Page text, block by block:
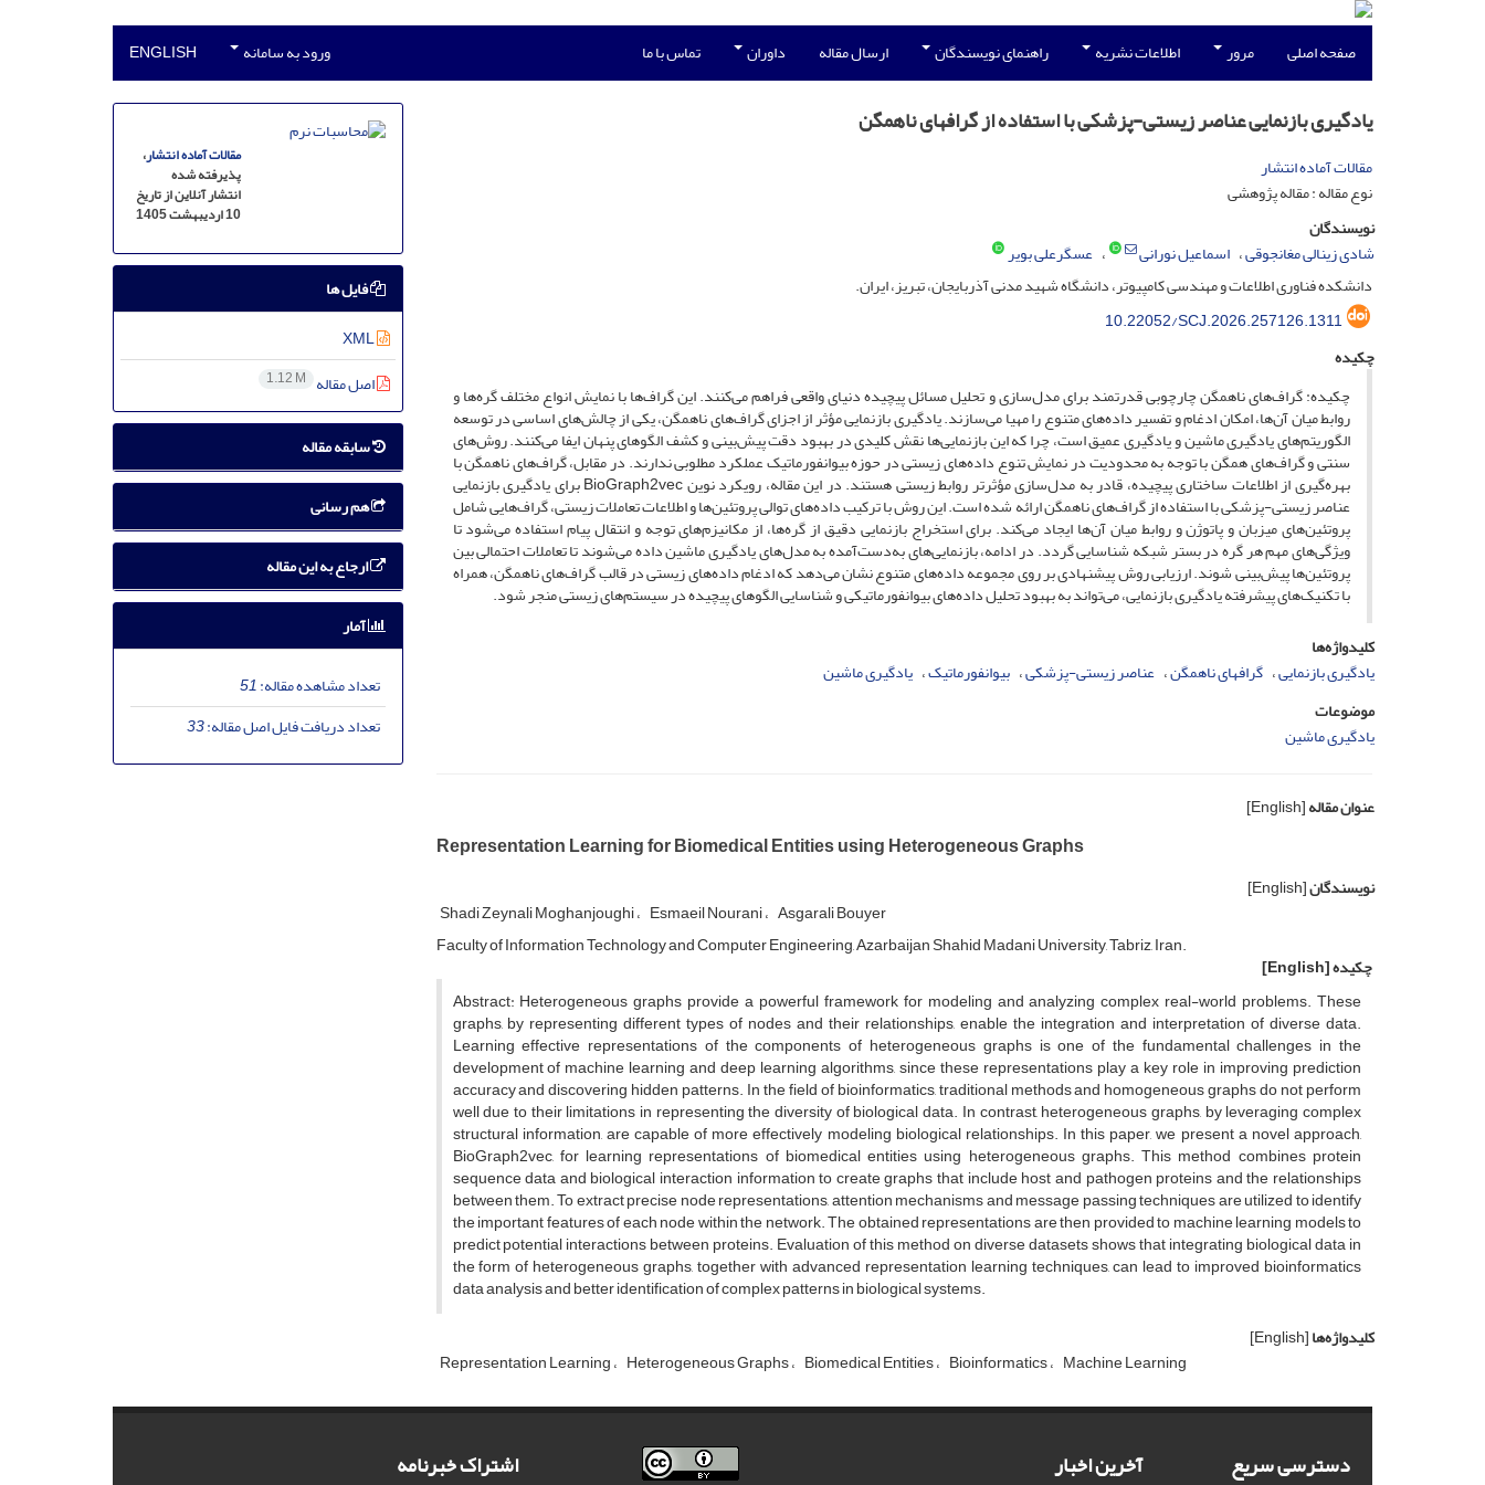
صفحه اصلی مرور اطلاعات نشریه راهنمای نویسندگان ارسال مقاله داوران تماس با ما ورود به سامانه ENGLISH
یادگیری بازنمایی عناصر زیستی-پزشکی با استفاده از گراف‏های ناهمگن
مقالات آماده انتشار
نوع مقاله : مقاله پژوهشی
نویسندگان
شادی زینالی مغانجوقی اسماعیل نورانی
عسگرعلی بویر
دانشکده فناوری اطلاعات و مهندسی کامپیوتر، دانشگاه شهید مدنی آذربایجان، تبریز، ایران.
10.22052/SCJ.2026.257126.1311
چکیده
چکیده: گراف‌های ناهمگن چارچوبی قدرتمند برای مدل‌سازی و تحلیل مسائل پیچیده دنیای واقعی فراهم می‌کنند. این گراف‌ها با نمایش انواع مختلف گره‌ها و
روابط میان آن‌ها، امکان ادغام و تفسیر داده‌های متنوع را مهیا می‌سازند. یادگیری بازنمایی مؤثر از اجزای گراف‌های ناهمگن، یکی از چالش‌های اساسی در توسعه
الگوریتم‌های یادگیری ماشین و یادگیری عمیق است، چرا که این بازنمایی‌ها نقش کلیدی در بهبود دقت پیش‌بینی و کشف الگوهای پنهان ایفا می‌کنند. روش‌های
سنتی و گراف‌های همگن با توجه به محدودیت در نمایش تنوع داده‌های زیستی در حوزه بیوانفورماتیک عملکرد مطلوبی ندارند. در مقابل، گراف‌های ناهمگن با
بهره‌گیری از اطلاعات ساختاری پیچیده، قادر به مدل‌سازی مؤثرتر روابط زیستی هستند. در این مقاله، رویکرد نوین BioGraph2vec برای یادگیری بازنمایی
عناصر زیستی-پزشکی با استفاده از گراف‌های ناهمگن ارائه شده است. این روش با ترکیب داده‌های توالی پروتئین‌ها و اطلاعات تعاملات زیستی، گراف‌هایی شامل
پروتئین‌های میزبان و پاتوژن و روابط میان آن‌ها ایجاد می‌کند. برای استخراج بازنمایی دقیق از گره‌ها، از مکانیزم‌های توجه و انتقال پیام استفاده می‌شود تا
ویژگی‌های مهم هر گره در بستر شبکه شناسایی گردد. در ادامه، بازنمایی‌های به‌دست‌آمده به مدل‌های یادگیری ماشین داده می‌شوند تا تعاملات احتمالی بین
پروتئین‌ها پیش‌بینی شوند. ارزیابی روش پیشنهادی بر روی مجموعه داده‌های متنوع نشان می‌دهد که ادغام داده‌های زیستی در قالب گراف‌های ناهمگن، همراه
با تکنیک‌های پیشرفته یادگیری بازنمایی، می‌تواند به بهبود تحلیل داده‌های بیوانفورماتیکی و شناسایی الگوهای پیچیده در سیستم‌های زیستی منجر شود.
کلیدواژه‌ها
یادگیری بازنمایی گراف‏های ناهمگن عناصر زیستی-پزشکی بیوانفورماتیک یادگیری ماشین
موضوعات
یادگیری ماشین
عنوان مقاله[English]
Representation Learning for Biomedical Entities using Heterogeneous Graphs
نویسندگان[English]
Shadi Zeynali Moghanjoughi Esmaeil Nourani Asgarali Bouyer
Faculty of Information Technology and Computer Engineering, Azarbaijan Shahid Madani University, Tabriz, Iran.
چکیده[English]
Abstract: Heterogeneous graphs provide a powerful framework for modeling and analyzing complex real-world problems. These
graphs, by representing different types of nodes and their relationships, enable the integration and interpretation of diverse data.
Learning effective representations of the components of heterogeneous graphs is one of the fundamental challenges in the
development of machine learning and deep learning algorithms, since these representations play a key role in improving prediction
accuracy and discovering hidden patterns. In the field of bioinformatics, traditional methods and homogeneous graphs do not perform
well due to their limitations in representing the diversity of biological data. In contrast, heterogeneous graphs, by leveraging complex
structural information, are capable of more effectively modeling biological relationships. In this paper, we present a novel approach,
BioGraph2vec, for learning representations of biomedical entities using heterogeneous graphs. This method combines protein
sequence data and biological interaction information to create graphs that include host and pathogen proteins and the relationships
between them. To extract precise node representations, attention mechanisms and message passing techniques are utilized to identify
the important features of each node within the network. The obtained representations are then provided to machine learning models to
predict potential interactions between proteins. Evaluation of this method on diverse datasets shows that integrating biological data in
the form of heterogeneous graphs, together with advanced representation learning techniques, can lead to improved bioinformatics
data analysis and better identification of complex patterns in biological systems.
کلیدواژه‌ها[English]
Representation Learning Heterogeneous Graphs Biomedical Entities ‌Bioinformatics Machine Learning
مقالات آماده انتشار،
پذیرفته شده
انتشار آنلاین از تاریخ
10 اردیبهشت 1405
فایل ها
XML
اصل مقاله 1.12 M
سابقه مقاله
هم رسانی
ارجاع به این مقاله
آمار
تعداد مشاهده مقاله:51
تعداد دریافت فایل اصل مقاله:33
دسترسی سریع آخرین اخبار اشتراک خبرنامه